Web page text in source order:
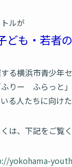
ルが
子ども・若
る横浜市青少年
りー ふらっと
る人たちに向け
は、下記をご覧く
yokohama-